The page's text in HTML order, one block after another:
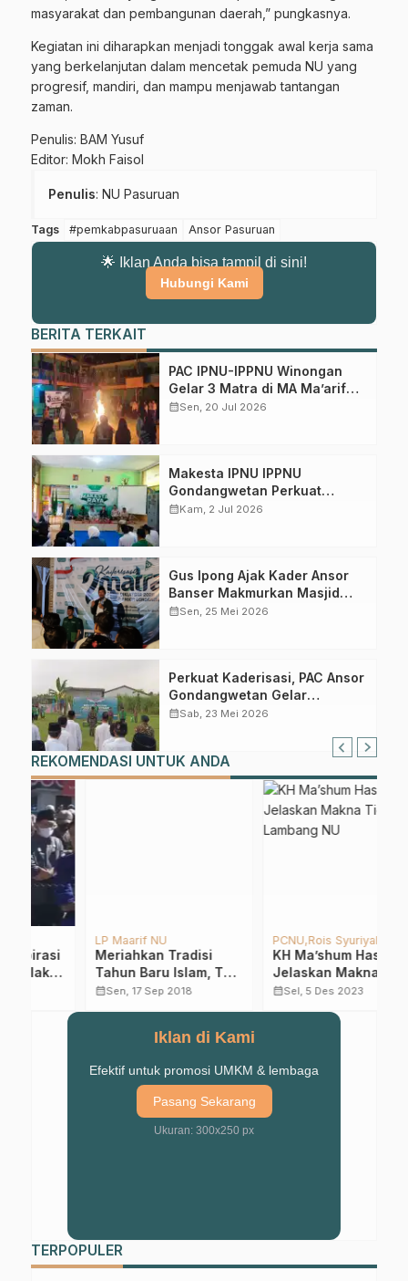
Pasuruan
Dapatkan info kegiatan, kajian, dan berita terbaru langsung dari
sumber resmi NU Pasuruan.
masyarakat dan pembangunan daerah,” pungkasnya.
Kegiatan ini diharapkan menjadi tonggak awal kerja sama
yang berkelanjutan dalam mencetak pemuda NU yang
progresif, mandiri, dan mampu menjawab tantangan
zaman.
Penulis: BAM Yusuf
Editor: Mokh Faisol
Penulis: NU Pasuruan
Tags #pemkabpasuruaan Ansor Pasuruan
🌟 Iklan Anda bisa tampil di sini!
Hubungi Kami
BERITA TERKAIT
PAC IPNU-IPPNU Winongan
Gelar 3 Matra di MA Ma’arif
An-Nur
calendar_monthSen, 20 Jul 2026
Makesta IPNU IPPNU
Gondangwetan Perkuat
Kaderisasi, Siapkan Generasi
calendar_monthKam, 2 Jul 2026
Gus Ipong Ajak Kader Ansor
Banser Makmurkan Masjid
dan Perkuat Kepedulian Sosial
calendar_monthSen, 25 Mei 2026
Perkuat Kaderisasi, PAC Ansor
Gondangwetan Gelar
Kaderisasi Dua Matra
calendar_monthSab, 23 Mei 2026
REKOMENDASI UNTUK ANDA
LP Maarif NU
Meriahkan Tradisi
Tahun Baru Islam, TPQ
Al-Karamah Nguling
Sen, 17 Sep 2018
Rois Syuriyah
KH Ma’shum Hasyim
Jelaskan Makna Tiga
Huruf Lambang NU
Sel, 5 Des 2023
Iklan di Kami
Efektif untuk promosi UMKM & lembaga
Pasang Sekarang
Ukuran: 300x250 px
TERPOPULER